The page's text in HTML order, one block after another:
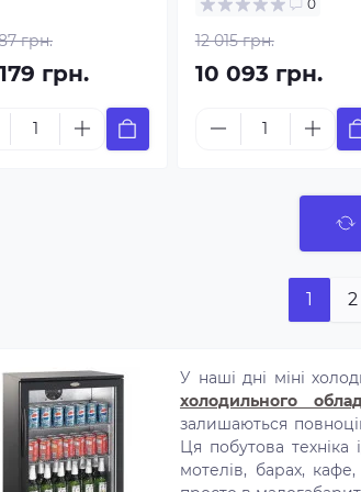
грн.
грн.
0
12 015 грн.
10 093 грн.
1 2
У наші дні міні
холодильного
залишаються
Ця побутова техніка
мотелів, барах, кафе,